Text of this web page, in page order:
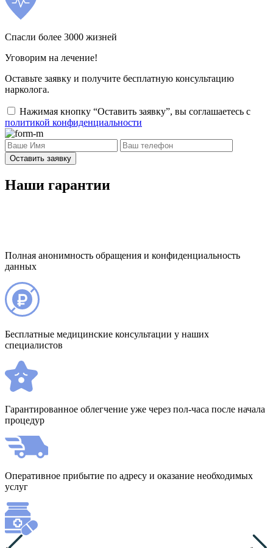
Спасли более 3000 жизней
Уговорим на лечение!
Оставьте заявку и получите бесплатную консультацию
нарколога.
Нажимая кнопку “Оставить заявку”, вы соглашаетесь с
политикой конфиденциальности
Оставить заявку
Наши гарантии
Полная анонимность обращения и конфиденциальность
данных
Бесплатные медицинские консультации у наших
специалистов
Гарантированное облегчение уже через пол-часа после начала
процедур
Оперативное прибытие по адресу и оказание необходимых
услуг